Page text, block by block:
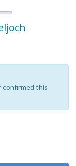
confirmed this